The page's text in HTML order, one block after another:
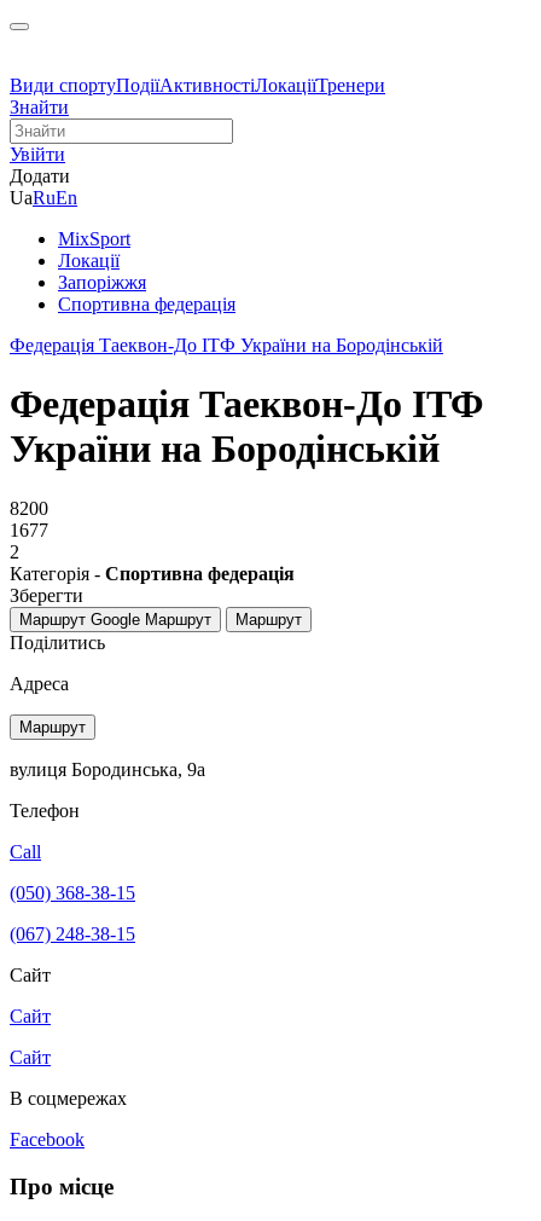
Види спортуПодіїАктивностіЛокаціїТренери
Знайти
Увійти
Додати
UaRuEn
MixSport
Локації
Запоріжжя
Спортивна федерація
Федерація Таеквон-До ІТФ України на Бородінській
Федерація Таеквон-До ІТФ
України на Бородінській
8200
1677
2
Категорія - Спортивна федерація
Зберегти
Маршрут Google Маршрут Маршрут
Поділитись
Адреса
Маршрут
вулиця Бородинська, 9а
Телефон
Call
(050) 368-38-15
(067) 248-38-15
Сайт
Сайт
Сайт
В соцмережах
Facebook
Про місце